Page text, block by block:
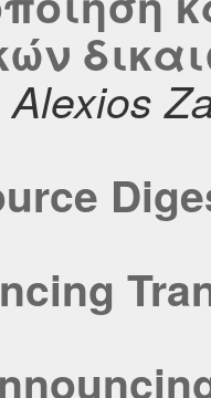
Alexios